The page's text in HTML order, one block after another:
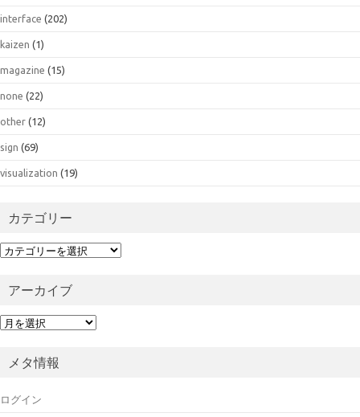
interface (202)
kaizen (1)
magazine (15)
none (22)
other (12)
sign (69)
visualization (19)
カテゴリー
カ
アーカイブ
ア
イメタ情報
ログイン